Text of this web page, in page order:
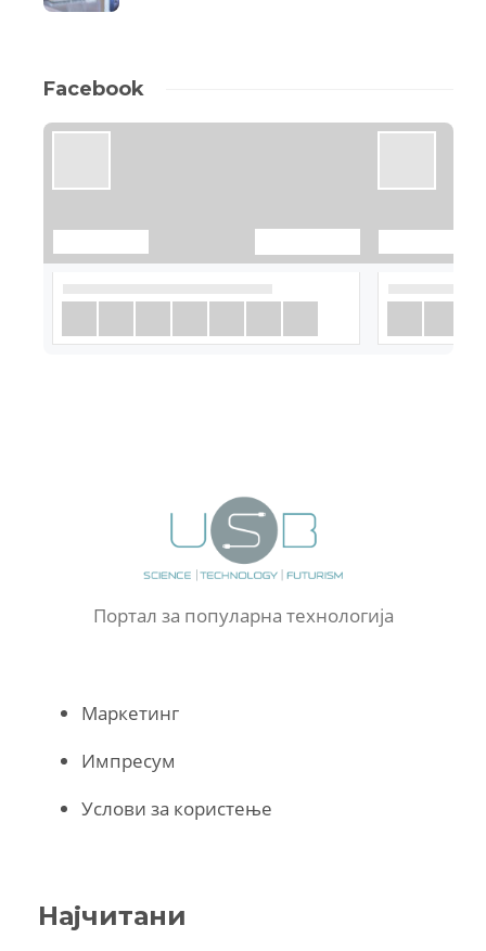
Facebook
Портал за популарна технологија
Маркетинг
Импресум
Услови за користење
Најчитани